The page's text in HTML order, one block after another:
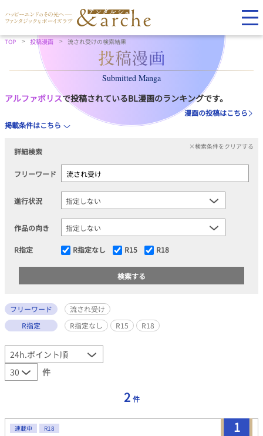
TOP 投稿漫画 流され受けの検索結果
Submitted Manga
アルファポリスで投稿されているBL漫画のランキングです。
漫画の投稿はこちら
掲載条件はこちら
詳細検索
×検索条件をクリアする
フリーワード
進行状況
作品の向き
R指定 R指定なし R15 R18
フリーワード
流され受け
R指定
R指定なし R15 R18
件
2 件
1
連載中 R18